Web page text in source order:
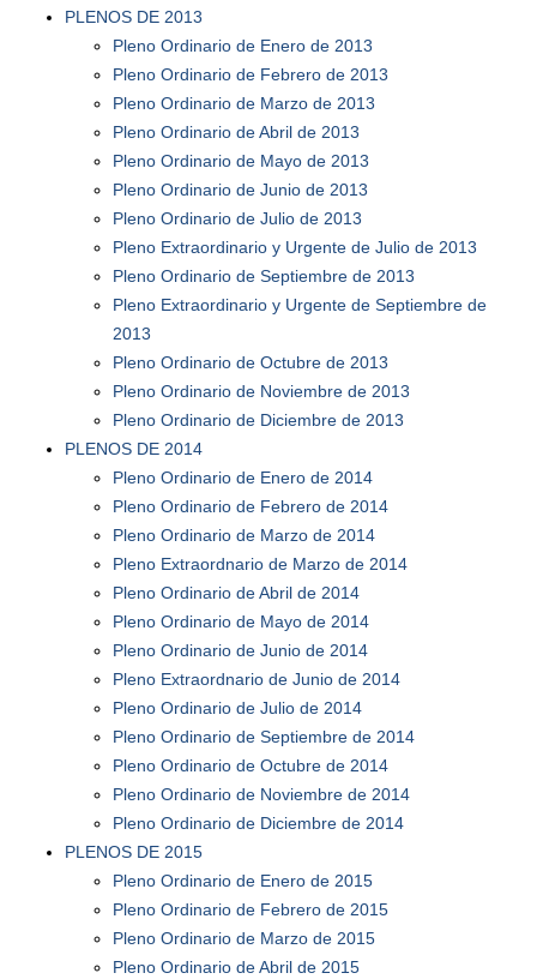
PLENOS DE 2013
Pleno Ordinario de Enero de 2013
Pleno Ordinario de Febrero de 2013
Pleno Ordinario de Marzo de 2013
Pleno Ordinario de Abril de 2013
Pleno Ordinario de Mayo de 2013
Pleno Ordinario de Junio de 2013
Pleno Ordinario de Julio de 2013
Pleno Extraordinario y Urgente de Julio de 2013
Pleno Ordinario de Septiembre de 2013
Pleno Extraordinario y Urgente de Septiembre de
2013
Pleno Ordinario de Octubre de 2013
Pleno Ordinario de Noviembre de 2013
Pleno Ordinario de Diciembre de 2013
PLENOS DE 2014
Pleno Ordinario de Enero de 2014
Pleno Ordinario de Febrero de 2014
Pleno Ordinario de Marzo de 2014
Pleno Extraordnario de Marzo de 2014
Pleno Ordinario de Abril de 2014
Pleno Ordinario de Mayo de 2014
Pleno Ordinario de Junio de 2014
Pleno Extraordnario de Junio de 2014
Pleno Ordinario de Julio de 2014
Pleno Ordinario de Septiembre de 2014
Pleno Ordinario de Octubre de 2014
Pleno Ordinario de Noviembre de 2014
Pleno Ordinario de Diciembre de 2014
PLENOS DE 2015
Pleno Ordinario de Enero de 2015
Pleno Ordinario de Febrero de 2015
Pleno Ordinario de Marzo de 2015
Pleno Ordinario de Abril de 2015